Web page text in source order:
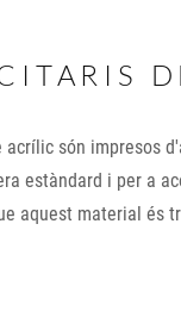
són impresos
estàndard i per a
aquest material